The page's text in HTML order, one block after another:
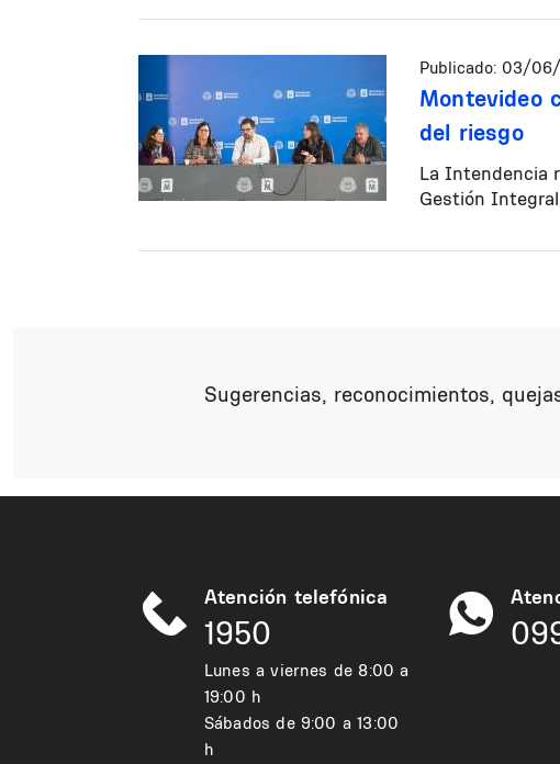
Publicado: 03/06/
Montevideo
del riesgo
La Intendencia
Gestión
Sugerencias, reconocimientos,
Atención telefónica
1950
Lunes a viernes de 8:00 a
19:00 h
Sábados de 9:00 a 13:00
h